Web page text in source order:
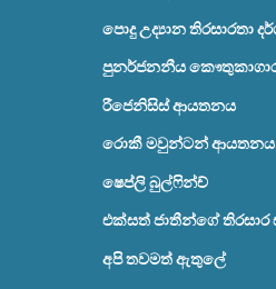
පොදු උද්‍යාන තිරසාරතා
පුනර්ජනනීය
රීජෙනිසිස් ආයතනය
රොකී මවුන්ටන් ආයතනය
ෂෙප්ලි බුල්ෆින්ච්
එක්සත් ජාතීන්ගේ
අපි තවමත් ඇතුලේ